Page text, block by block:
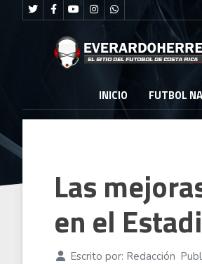
INICIO FUTBOL
Las
en el
Escrito por: Redacción